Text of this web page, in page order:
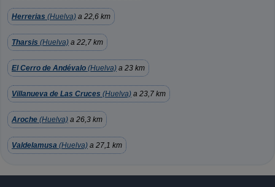
Herrerias (Huelva) a 22,6 km
Tharsis (Huelva) a 22,7 km
El Cerro de Andévalo (Huelva) a 23 km
Villanueva de Las Cruces (Huelva) a 23,7 km
Aroche (Huelva) a 26,3 km
Valdelamusa (Huelva) a 27,1 km